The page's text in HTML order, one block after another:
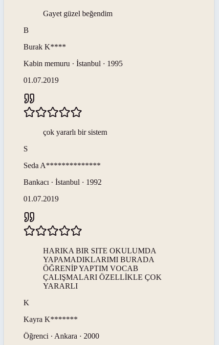
Gayet güzel beğendim
B
Burak K****
Kabin memuru · İstanbul · 1995
01.07.2019
çok yararlı bir sistem
S
Seda A**************
Bankacı · İstanbul · 1992
01.07.2019
HARIKA BIR SITE OKULUMDA
YAPAMADIKLARIMI BURADA
ÖĞRENİP YAPTIM VOCAB
ÇALIŞMALARI ÖZELLİKLE ÇOK
YARARLI
K
Kayra K*******
Öğrenci · Ankara · 2000